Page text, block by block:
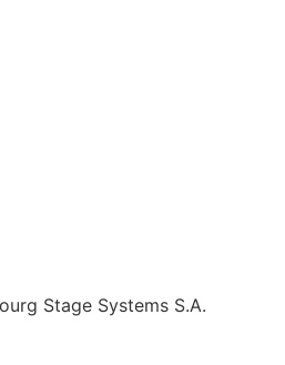
Stage Systems S.A.